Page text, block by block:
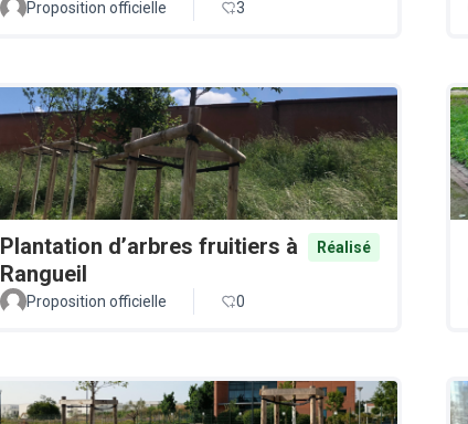
Proposition officielle 3
Plantation d’arbres fruitiers à
Rangueil
Réalisé
Proposition officielle 0